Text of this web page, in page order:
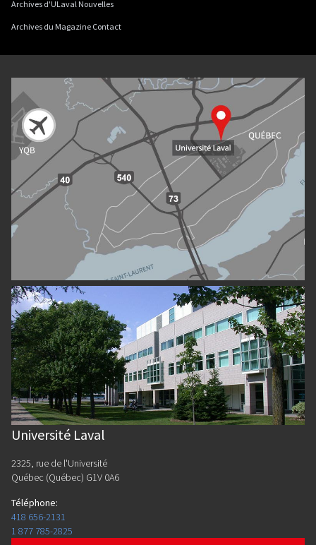
Archives d'ULaval Nouvelles
Archives du Magazine Contact
Université Laval
2325, rue de l'Université
Québec (Québec) G1V 0A6
Téléphone:
418 656-2131
1 877 785-2825